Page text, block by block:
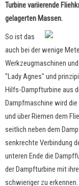
Turbine variierende
gelagerten Massen.
So ist das
auch bei der wenige
Werkzeugmaschinen
"Lady Agnes" und
Hilfs-Dampfturbine aus
Dampfmaschine wird
und über Riemen dem
seitlich neben dem
senkrechte Verbindung
unteren Ende die
der Dampfturbine mit
schwieriger zu